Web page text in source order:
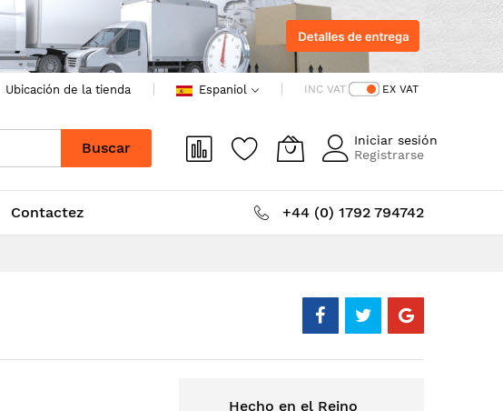
Ubicación de la tienda Espaniol INC VAT EX VAT
Buscar
Iniciar sesión
Registrarse
Contactez
+44 (0) 1792 794742
Hecho en el Reino